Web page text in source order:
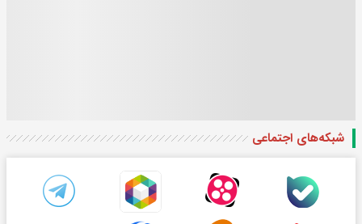
شبکه‌های اجتماعی